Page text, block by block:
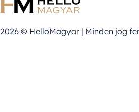
2026 © HelloMagyar | Minden jog